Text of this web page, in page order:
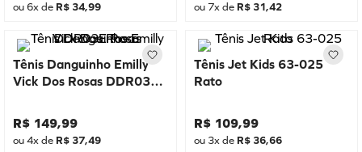
ou6x de R$ 34,99 ou 7x de R$ 31,42
Tênis Danguinho Emilly
Vick Dos Rosas DDR03E
R$ 149,99
ou4x de R$ 37,49
Tênis Jet Kids 63-025
Rato
R$ 109,99
ou 3x de R$ 36,66